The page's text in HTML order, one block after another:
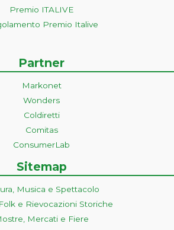
Premio ITALIVE
Premio Italive
Partner
Markonet
Wonders
Coldiretti
Comitas
ConsumerLab
Sitemap
Musica e Spettacolo
e Rievocazioni Storiche
Mercati e Fiere